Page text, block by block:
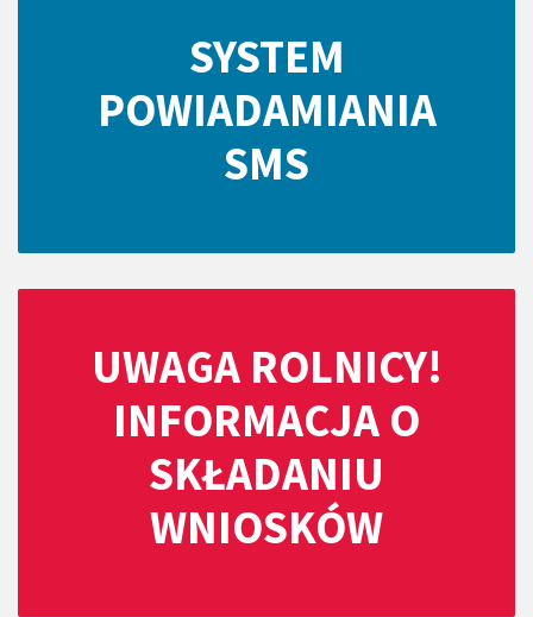
SYSTEM
POWIADAMIANIA
SMS
UWAGA ROLNICY!
INFORMACJA O
SKŁADANIU
WNIOSKÓW